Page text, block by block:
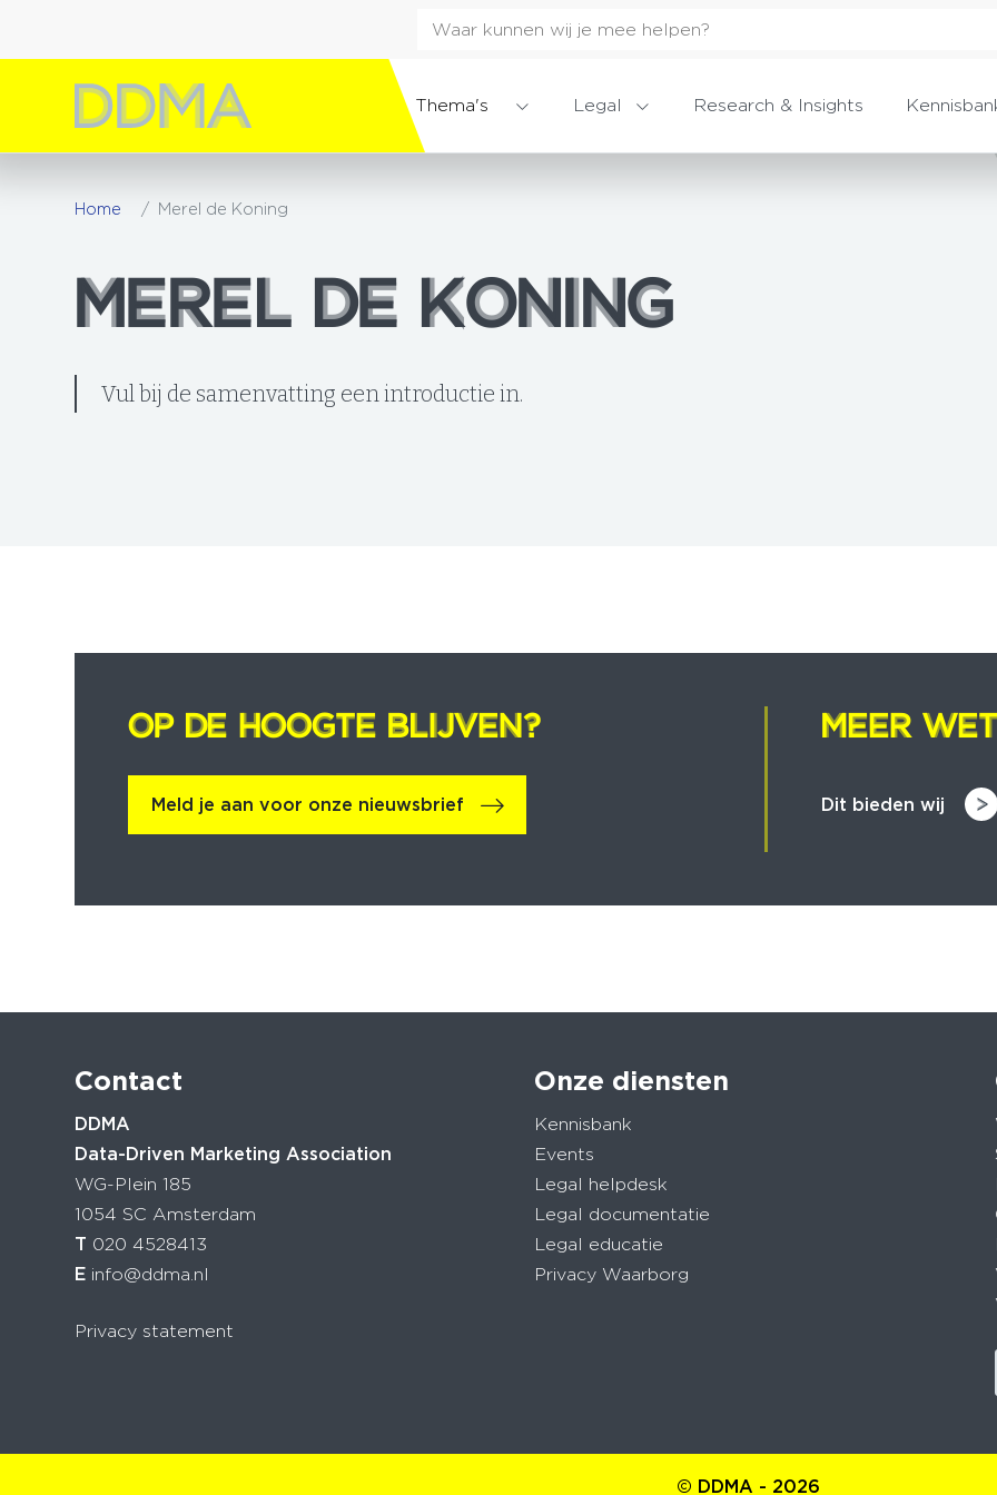
Thema's Legal Research & Insights
Home Merel de Koning
MEREL DE KONING
MEREL DE KONING
Vul bij de samenvatting een introductie in.
OP DE HOOGTE BLIJVEN?
OP DE HOOGTE BLIJVEN?
Meld je aan voor onze nieuwsbrief
MEER
MEER
Dit bieden wij
Contact
DDMA
Data-Driven Marketing Association
WG-Plein 185
1054 SC Amsterdam
T 020 4528413
E info@ddma.nl
Privacy statement
Onze diensten
Kennisbank
Events
Legal helpdesk
Legal documentatie
Legal educatie
Privacy Waarborg
© DDMA - 2026